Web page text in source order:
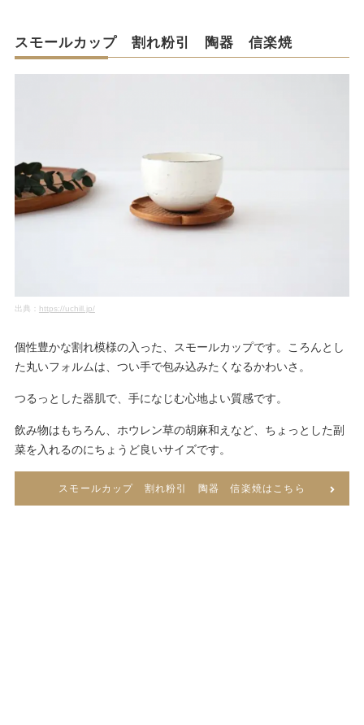
スモールカップ 割れ粉引 陶器 信楽焼
出典： https://uchill.jp/
個性豊かな割れ模様の入った、スモールカップです。ころんとし
た丸いフォルムは、つい手で包み込みたくなるかわいさ。
つるっとした器肌で、手になじむ心地よい質感です。
飲み物はもちろん、ホウレン草の胡麻和えなど、ちょっとした副
菜を入れるのにちょうど良いサイズです。
スモールカップ 割れ粉引 陶器 信楽焼はこちら